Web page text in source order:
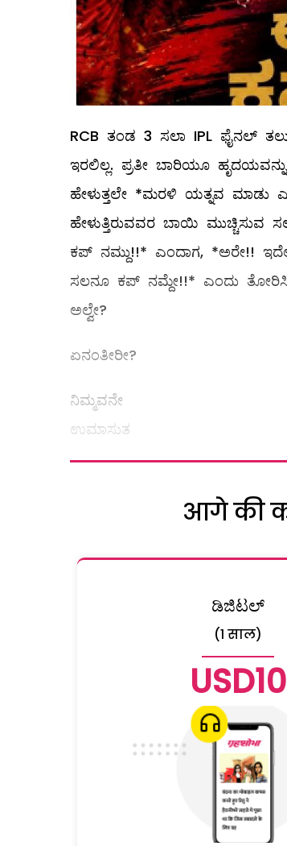
RCB ತಂಡ 3 ಸಲಾ IPL ಫೈನಲ್
ಇರಲಿಲ್ಲ. ಪ್ರತೀ ಬಾರಿಯೂ
ಹೇಳುತ್ತಲೇ *ಮರಳಿ ಯತ್ನವ ಮಾಡು
ಹೇಳುತ್ತಿರುವವರ ಬಾಯಿ ಮುಚ್ಚಿಸುವ
ಕಪ್ ನಮ್ದು!!* ಎಂದಾಗ, *ಅರೇ!!
ಸಲನೂ ಕಪ್ ನಮ್ದೇ!!* ಎಂದು
ಅಲ್ವೇ?
ಏನಂತೀರೀ?
ನಿಮ್ಮವನೇ
ಉಮಾಸುತ
आगे की
ಡಿಜಿಟಲ್
(1 साल)
USD10